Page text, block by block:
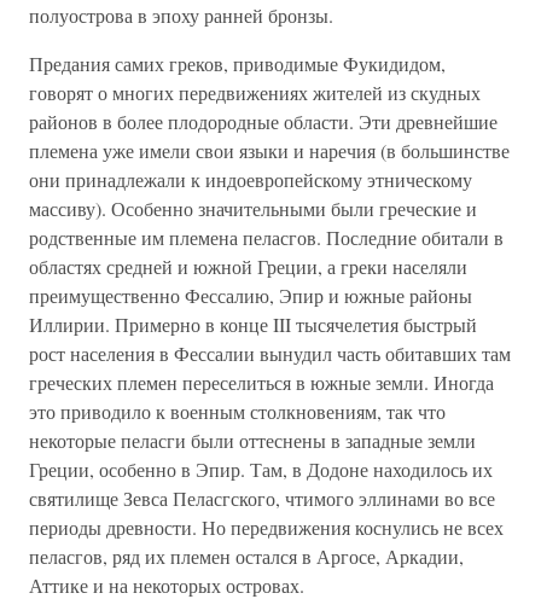
полуострова в эпоху ранней бронзы.
Предания самих греков, приводимые Фукидидом,
говорят о многих передвижениях жителей из скудных
районов в более плодородные области. Эти древнейшие
племена уже имели свои языки и наречия (в большинстве
они принадлежали к индоевропейскому этническому
массиву). Особенно значительными были греческие и
родственные им племена пеласгов. Последние обитали в
областях средней и южной Греции, а греки населяли
преимущественно Фессалию, Эпир и южные районы
Иллирии. Примерно в конце III тысячелетия быстрый
рост населения в Фессалии вынудил часть обитавших там
греческих племен переселиться в южные земли. Иногда
это приводило к военным столкновениям, так что
некоторые пеласги были оттеснены в западные земли
Греции, особенно в Эпир. Там, в Додоне находилось их
святилище Зевса Пеласгского, чтимого эллинами во все
периоды древности. Но передвижения коснулись не всех
пеласгов, ряд их племен остался в Аргосе, Аркадии,
Аттике и на некоторых островах.